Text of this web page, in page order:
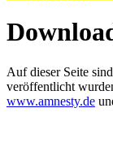
Auf dieser Seite
veröffentlicht
www.amnesty.de